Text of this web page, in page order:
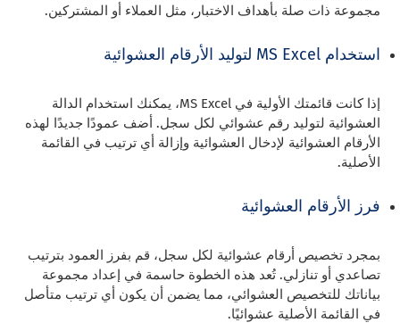
مجموعة ذات صلة بأهداف الاختبار، مثل العملاء أو المشتركين.
استخدام MS Excel لتوليد الأرقام العشوائية
إذا كانت قائمتك الأولية في MS Excel، يمكنك استخدام الدالة
العشوائية لتوليد رقم عشوائي لكل سجل. أضف عمودًا جديدًا لهذه
الأرقام العشوائية لإدخال العشوائية وإزالة أي ترتيب في القائمة
الأصلية.
فرز الأرقام العشوائية
بمجرد تخصيص أرقام عشوائية لكل سجل، قم بفرز العمود بترتيب
تصاعدي أو تنازلي. تُعد هذه الخطوة حاسمة في إعداد مجموعة
بياناتك للتخصيص العشوائي، مما يضمن أن يكون أي ترتيب متأصل
في القائمة الأصلية عشوائيًا.